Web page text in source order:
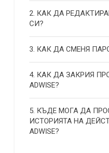
2. КАК ДА
СИ?
3. КАК ДА СМЕНЯ
4. КАК ДА ЗАКРИЯ
ADWISE?
5. КЪДЕ МОГА ДА
ИСТОРИЯТА НА
ADWISE?